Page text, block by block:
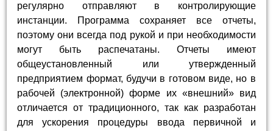
регулярно отправляют в контролирующие
инстанции. Программа сохраняет все отчеты,
поэтому они всегда под рукой и при необходимости
могут быть распечатаны. Отчеты имеют
общеустановленный или утвержденный
предприятием формат, будучи в готовом виде, но в
рабочей (электронной) форме их «внешний» вид
отличается от традиционного, так как разработан
для ускорения процедуры ввода первичной и